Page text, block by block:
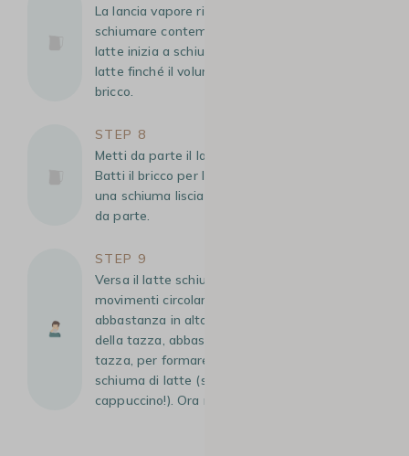
La lancia vapore riscalderà il latte e lo farà
schiumare contemporaneamente. Quando il
latte inizia a schiumare, immergi la lancia nel
latte finché il volume non raggiunge i 2/3 del
bricco.
STEP 8
Metti da parte il latte e pulisci la lancia vapore.
Batti il bricco per latte e mescola per ottenere
una schiuma liscia, densa e omogenea. Metti
da parte.
STEP 9
Versa il latte schiumato nell’espresso facendo
movimenti circolari, mantenendo la tazza
abbastanza in alto. Quando hai riempito i 2/3
della tazza, abbassa il bricco a livello della
tazza, per formare una macchia rotonda di
schiuma di latte (simile alla testa del monaco
cappuccino!). Ora non ti resta che gustarlo!